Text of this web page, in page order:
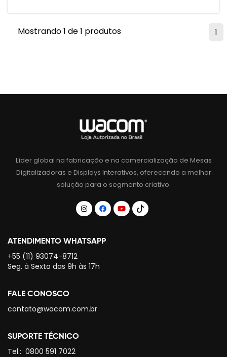
1
Mostrando 1 de 1 produtos
Líder global na fabricação e na comercialização de Mesas
Digitalizadoras e Displays Interativos, oferecendo a melhor
solução para o segmento criativo.
ATENDIMENTO WHATSAPP
+55 (11) 93074-8712
Seg. à Sexta das 9h às 17h
FALE CONOSCO
contato@wacom.com.br
SUPORTE TÉCNICO
Tel.: 0800 591 7022